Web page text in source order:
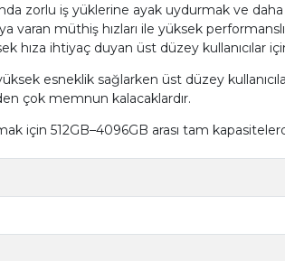
zorlu iş yüklerine ayak uydurmak ve
müthiş hızları ile yüksek
hıza ihtiyaç duyan üst düzey kullanıcılar
esneklik sağlarken üst düzey
çok memnun kalacaklardır.
için 512GB–4096GB arası tam